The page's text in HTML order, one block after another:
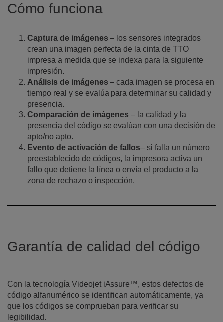
Cómo funciona
Captura de imágenes – los sensores integrados
crean una imagen perfecta de la cinta de TTO
impresa a medida que se indexa para la siguiente
impresión.
Análisis de imágenes – cada imagen se procesa en
tiempo real y se evalúa para determinar su calidad y
presencia.
Comparación de imágenes – la calidad y la
presencia del código se evalúan con una decisión de
apto/no apto.
Evento de activación de fallos– si falla un número
preestablecido de códigos, la impresora activa un
fallo que detiene la línea o envía el producto a la
zona de rechazo o inspección.
Garantía de calidad del código
Con la tecnología Videojet iAssure™, estos defectos de
código alfanumérico se identifican automáticamente, ya
que los códigos se comprueban para verificar su
legibilidad.